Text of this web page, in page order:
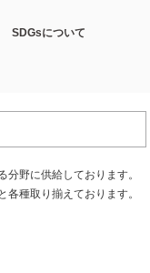
SDGsについて
野に供給しております。
種取り揃えております。